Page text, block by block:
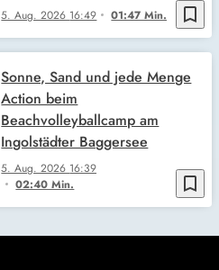
bookmark_border
5. Aug. 2026 16:49 01:47 Min.
bookmark_border
5. Aug. 2026 16:39
02:40 Min.
Sonne, Sand und jede Menge
Action beim
Beachvolleyballcamp am
Ingolstädter Baggersee